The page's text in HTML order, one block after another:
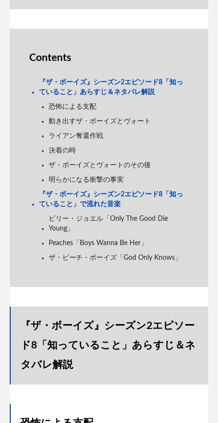
Contents
『ザ・ボーイズ』シーズン2エピソード8「知っ
ていること」あらすじ＆ネタバレ解説
恐怖による支配
動き出すザ・ボーイズとヴォート
ライアン奪還作戦
決着の時
ザ・ボーイズとヴォートのその後
明らかになる衝撃の事実
『ザ・ボーイズ』シーズン2エピソード8「知っ
ていること」で流れた音楽
ビリー・ジョエル「Only The Good Die
Young」
Peaches「Boys Wanna Be Her」
ザ・ビーチ・ボーイズ「God Only Knows」
『ザ・ボーイズ』シーズン2エピソー
ド8「知っていること」あらすじ＆ネ
タバレ解説